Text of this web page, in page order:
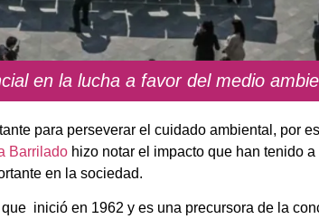
en la lucha a favor del medio
para perseverar el cuidado ambiental, por
Barrilado hizo notar el impacto que han tenido
en la sociedad.
inició en 1962 y es una precursora de la